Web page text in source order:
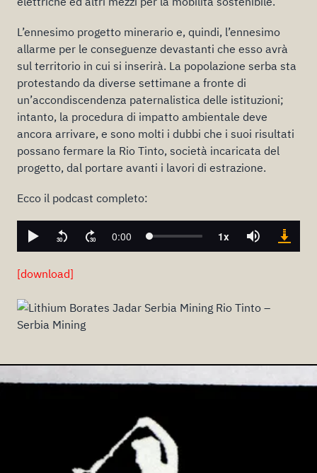
L’ennesimo progetto minerario e, quindi, l’ennesimo
allarme per le conseguenze devastanti che esso avrà
sul territorio in cui si inserirà. La popolazione serba sta
protestando da diverse settimane a fronte di
un’accondiscendenza paternalistica delle istituzioni;
intanto, la procedura di impatto ambientale deve
ancora arrivare, e sono molti i dubbi che i suoi risultati
possano fermare la Rio Tinto, società incaricata del
progetto, dal portare avanti i lavori di estrazione.
Ecco il podcast completo:
[download]